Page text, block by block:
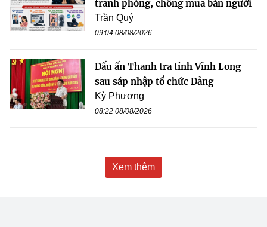
tranh phòng, chống mua bán người
Trần Quý
09:04 08/08/2026
Dấu ấn Thanh tra tỉnh Vĩnh Long
sau sáp nhập tổ chức Đảng
Kỳ Phương
08:22 08/08/2026
Xem thêm